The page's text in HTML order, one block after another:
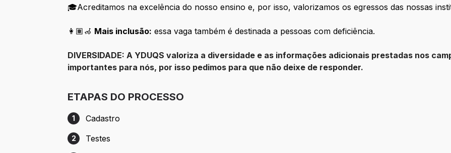
🎓Acreditamos na excelência do nosso ensino e, por isso, valorizamos os egressos das nossas
👩🏽‍🦽 Mais inclusão: essa vaga também é destinada a pessoas com deficiência.
DIVERSIDADE: A YDUQS valoriza a diversidade e as informações adicionais prestadas nos
importantes para nós, por isso pedimos para que não deixe de responder.
ETAPAS DO PROCESSO
Etapa 1: Cadastro
1 Cadastro
Etapa 2: Testes
2 Testes